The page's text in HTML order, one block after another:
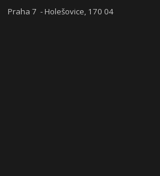
Praha 7 - Holešovice, 170 04